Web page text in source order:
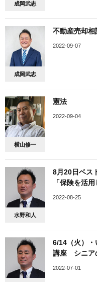
成岡武志
成岡武志
不動産売却相
2022-09-07
横山修一
憲法
2022-09-04
水野和人
8月20日ベス
「保険を活
2022-08-25
6/14（火）・
講座 シニア
2022-07-01